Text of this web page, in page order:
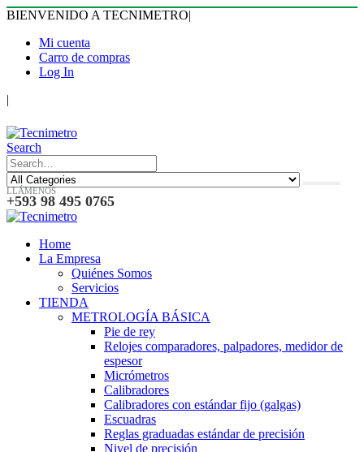
BIENVENIDO A TECNIMETRO|
Mi cuenta
Carro de compras
Log In
|
Search
LLÁMENOS
+593 98 495 0765
Home
La Empresa
Quiénes Somos
Servicios
TIENDA
METROLOGÍA BÁSICA
Pie de rey
Relojes comparadores, palpadores, medidor de
espesor
Micrómetros
Calibradores
Calibradores con estándar fijo (galgas)
Escuadras
Reglas graduadas estándar de precisión
Nivel de precisión